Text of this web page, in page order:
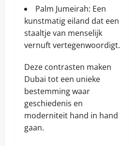
Palm Jumeirah: Een
kunstmatig eiland dat een
staaltje van menselijk
vernuft vertegenwoordigt.
Deze contrasten maken
Dubai tot een unieke
bestemming waar
geschiedenis en
moderniteit hand in hand
gaan.